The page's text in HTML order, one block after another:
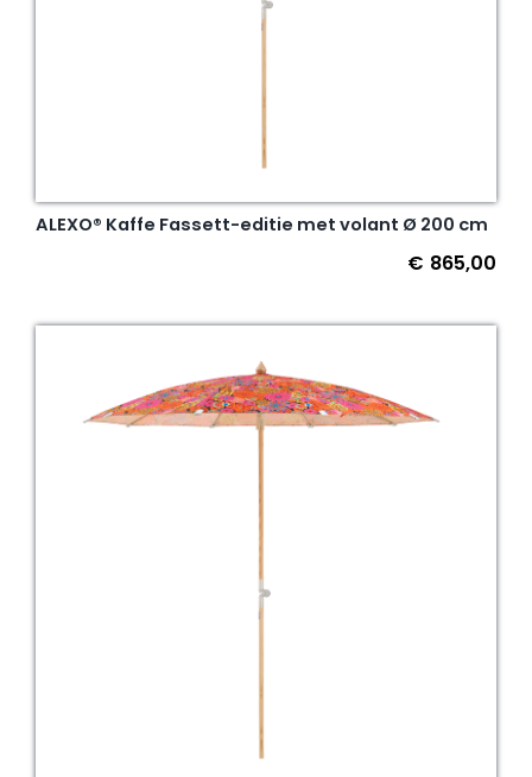
ALEXO® Kaffe Fassett-editie met volant Ø 200 cm
€ 865,00